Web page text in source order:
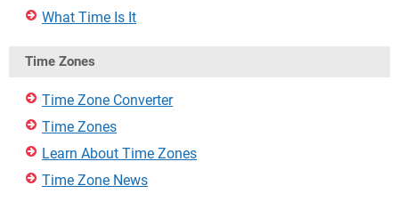
What Time Is It
Time Zones
Time Zone Converter
Time Zones
Learn About Time Zones
Time Zone News